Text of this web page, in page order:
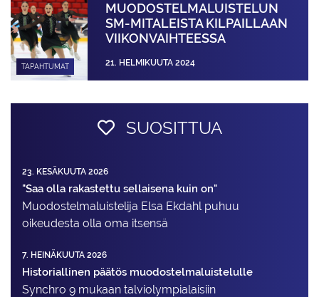
TAPAHTUMAT
MUODOSTELMA­LUISTELUN
SM-MITALEISTA KILPAILLAAN
VIIKON­VAIHTEESSA
21. HELMIKUUTA 2024
SUOSITTUA
23. KESÄKUUTA 2026
"Saa olla rakastettu sellaisena kuin on"
Muodostelma­luistelija Elsa Ekdahl puhuu
oikeudesta olla oma itsensä
7. HEINÄKUUTA 2026
Historiallinen päätös muodostelmaluistelulle
Synchro 9 mukaan talviolympialaisiin